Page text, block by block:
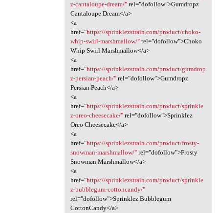
z-cantaloupe-dream/"rel="dofollow">Gumdropz
Cantaloupe Dream</a>
<a
href="https://sprinklezstrain.com/product/choko-
whip-swirl-marshmallow/"rel="dofollow">Choko
Whip Swirl Marshmallow</a>
<a
href="https://sprinklezstrain.com/product/gumdrop
z-persian-peach/"rel="dofollow">Gumdropz
Persian Peach</a>
<a
href="https://sprinklezstrain.com/product/sprinkle
z-oreo-cheesecake/"rel="dofollow">Sprinklez
Oreo Cheesecake</a>
<a
href="https://sprinklezstrain.com/product/frosty-
snowman-marshmallow/"rel="dofollow">Frosty
Snowman Marshmallow</a>
<a
href="https://sprinklezstrain.com/product/sprinkle
z-bubblegum-cottoncandy/"
rel="dofollow">Sprinklez Bubblegum
CottonCandy</a>